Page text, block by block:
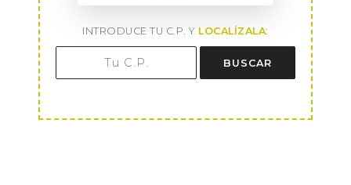
INTRODUCE TU C.P. Y LOCALÍZALA:
BUSCAR